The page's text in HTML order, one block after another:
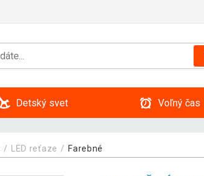
Detský svet Voľný čas
LED reťaze Farebné